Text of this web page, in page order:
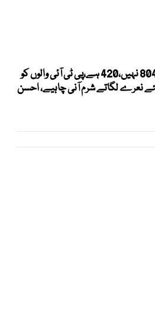
بانی پی ٹی آئی قیدی نمبر 804 نہیں،420 ہے،پی ٹی آئی والوں کو
نعرے لگاتے شرم آنی چاہیے، احسن